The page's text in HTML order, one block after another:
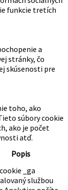
zlepšenie vášho
prehliadači
podľa potreby,
funkcií
strán, ktoré nám
túto webovú
prehliadači iba s
cookies.
môže
o ochrane
funkcie, ako
sociálnych
funkcie tretích